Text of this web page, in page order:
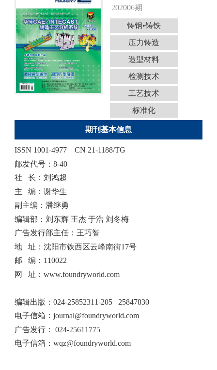
202006期
铸钢•铸铁
压力铸造
造型材料
检测技术
工艺技术
标准化
期刊基本信息
ISSN 1001-4977 CN 21-1188/TG
邮发代号：8-40
社 长：刘鸿超
主 编：谢华生
副主编：潘继勇
编辑部：刘东辉 王杰 于浩 刘冬梅
广告发行部主任：王巧智
地 址：沈阳市铁西区云峰南街17号
邮 编：110022
网 址：www.foundryworld.com
编辑出版 ： 024-25852311-205 25847830
电子信箱： journal@foundryworld.com
广告发行：
024-25611775
电子信箱： wqz@foundryworld.com